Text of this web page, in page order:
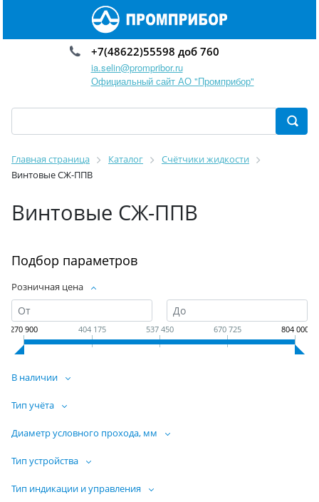
+7(48622)55598 доб 760
ia.selin@prompribor.ru
Официальный сайт АО "Промприбор"
Главная страница Каталог
Счётчики жидкости
Винтовые СЖ-ППВ
Винтовые СЖ-ППВ
Подбор параметров
Розничная цена
270 900 404 175 537 450 670 725 804 000
В наличии
Тип учёта
Диаметр условного прохода, мм
Тип устройства
Тип индикации и управления